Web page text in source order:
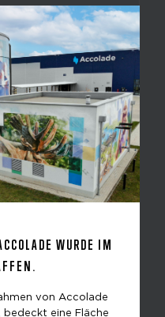
WURDE IM P
von Accolade
eine Fläche